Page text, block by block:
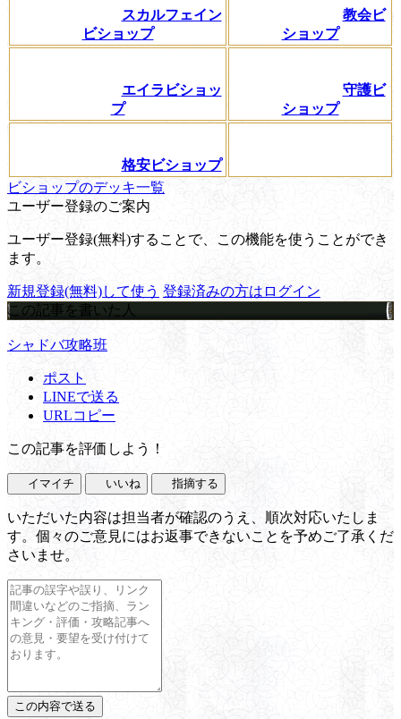
スカルフェイン
ビショップ
教会ビ
ショップ
エイラビショッ
プ
守護ビ
ショップ
格安ビショップ
ビショップのデッキ一覧
ユーザー登録のご案内
ユーザー登録(無料)することで、この機能を使うことができ
ます。
新規登録(無料)して使う 登録済みの方はログイン
この記事を書いた人
シャドバ攻略班
ポスト
LINEで送る
URLコピー
この記事を評価しよう！
イマイチ いいね 指摘する
いただいた内容は担当者が確認のうえ、順次対応いたしま
す。個々のご意見にはお返事できないことを予めご了承くだ
さいませ。